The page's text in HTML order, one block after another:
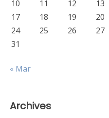
10
11 12 13
17
18 19 20
24
25 26 27
31
« Mar
Archives